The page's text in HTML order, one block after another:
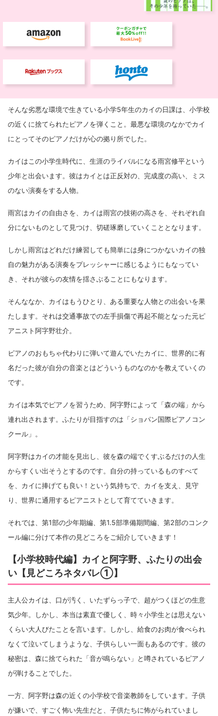
そんな劣悪な環境で生きている小学5年生のカイの日課は、小学校
の近くに捨てられたピアノを弾くこと。最悪な環境のなかでカイ
にとってそのピアノだけが心の拠り所でした。
カイはこの小学生時代に、生涯のライバルになる雨宮修平という
少年と出会います。彼はカイとは正反対の、完成度の高い、ミス
のない演奏をする人物。
雨宮はカイの自由さを、カイは雨宮の技術の高さを、それぞれ自
分にないものとして見つけ、切磋琢磨していくこととなります。
しかし雨宮はどれだけ練習しても簡単には身につかないカイの独
自の魅力がある演奏をプレッシャーに感じるようにもなってい
き、それが彼らの友情を揺さぶることにもなります。
そんななか、カイはもうひとり、ある重要な人物との出会いを果
たします。それは交通事故での左手損傷で再起不能となった元ピ
アニスト阿字野壮介。
ピアノのおもちゃ代わりに弾いて遊んでいたカイに、世界的に有
名だった彼が自分の音楽とはどういうものなのかを教えていくの
です。
カイは本気でピアノを習うため、阿字野によって「森の端」から
連れ出されます。ふたりが目指すのは「ショパン国際ピアノコン
クール」。
阿字野はカイの才能を見出し、彼を森の端でくすぶるだけの人生
からすくい出そうとするのです。自分の持っているものすべて
を、カイに捧げても良い！という気持ちで、カイを支え、見守
り、世界に通用するピアニストとして育てていきます。
それでは、第1部の少年期編、第1.5部準備期間編、第2部のコンク
ール編に分けて本作の見どころをご紹介していきます！
【小学校時代編】カイと阿字野、ふたりの出会
い【見どころネタバレ①】
主人公カイは、口が汚く、いたずらっ子で、超がつくほどの生意
気少年。しかし、本当は素直で優しく、時々小学生とは思えない
くらい大人びたことを言います。しかし、給食のお肉が食べられ
なくて泣いてしまうような、子供らしい一面もあるのです。彼の
秘密は、森に捨てられた「音が鳴らない」と噂されているピアノ
が弾けることでした。
一方、阿字野は森の近くの小学校で音楽教師をしています。子供
が嫌いで、すごく怖い先生だと、子供たちに怖がられていまし